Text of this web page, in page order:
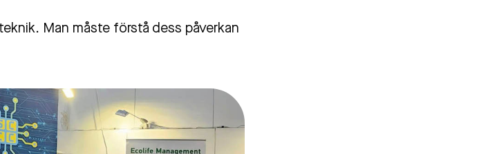
Man måste förstå dess påverkan